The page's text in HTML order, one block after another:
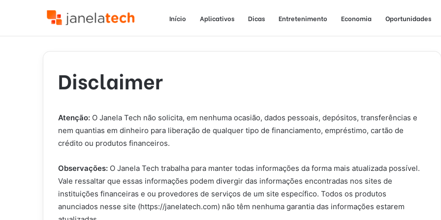
Início Aplicativos Dicas Entretenimento Economia Oportunidades
Disclaimer
Atenção: O Janela Tech não solicita, em nenhuma ocasião, dados pessoais, depósitos, transferências e
nem quantias em dinheiro para liberação de qualquer tipo de financiamento, empréstimo, cartão de
crédito ou produtos financeiros.
Observações: O Janela Tech trabalha para manter todas informações da forma mais atualizada possível.
Vale ressaltar que essas informações podem divergir das informações encontradas nos sites de
instituições financeiras e ou provedores de serviços de um site específico. Todos os produtos
anunciados nesse site (https://janelatech.com) não têm nenhuma garantia das informações estarem